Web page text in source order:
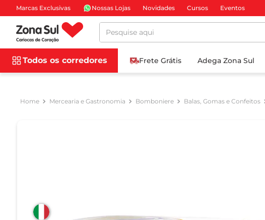
Marcas Exclusivas Nossas Lojas Novidades Cursos Eventos
Pesquise aqui
Todos os corredores Frete Grátis Adega Zona Sul
Mercearia e Gastronomia Bomboniere Balas, Gomas e Confeitos